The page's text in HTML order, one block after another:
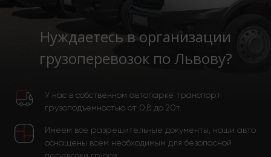
Нуждаетесь в организации
грузоперевозок по Львову?
У нас в собственном автопарке транспорт
грузоподъемностью от 0,8 до 20т.
Имеем все разрешительные документы, наши авто
оснащены всем необходимым для безопасной